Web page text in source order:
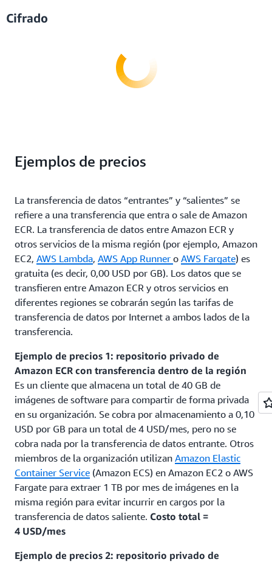
Cifrado
Ejemplos de precios
La transferencia de datos “entrantes” y “salientes” se
refiere a una transferencia que entra o sale de Amazon
ECR. La transferencia de datos entre Amazon ECR y
otros servicios de la misma región (por ejemplo, Amazon
EC2, AWS Lambda, AWS App Runner o AWS Fargate) es
gratuita (es decir, 0,00 USD por GB). Los datos que se
transfieren entre Amazon ECR y otros servicios en
diferentes regiones se cobrarán según las tarifas de
transferencia de datos por Internet a ambos lados de la
transferencia.
Ejemplo de precios 1: repositorio privado de
Amazon ECR con transferencia dentro de la región
Es un cliente que almacena un total de 40 GB de
imágenes de software para compartir de forma privada
en su organización. Se cobra por almacenamiento a 0,10
USD por GB para un total de 4 USD/mes, pero no se
cobra nada por la transferencia de datos entrante. Otros
miembros de la organización utilizan Amazon Elastic
Container Service (Amazon ECS) en Amazon EC2 o AWS
Fargate para extraer 1 TB por mes de imágenes en la
misma región para evitar incurrir en cargos por la
transferencia de datos saliente. Costo total =
4 USD/mes
Ejemplo de precios 2: repositorio privado de